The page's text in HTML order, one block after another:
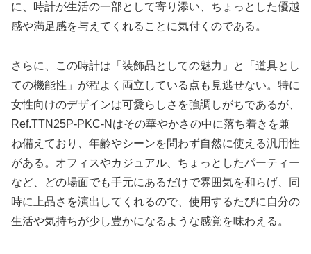
に、時計が生活の一部として寄り添い、ちょっとした優越
感や満足感を与えてくれることに気付くのである。
さらに、この時計は「装飾品としての魅力」と「道具とし
ての機能性」が程よく両立している点も見逃せない。特に
女性向けのデザインは可愛らしさを強調しがちであるが、
Ref.TTN25P-PKC-Nはその華やかさの中に落ち着きを兼
ね備えており、年齢やシーンを問わず自然に使える汎用性
がある。オフィスやカジュアル、ちょっとしたパーティー
など、どの場面でも手元にあるだけで雰囲気を和らげ、同
時に上品さを演出してくれるので、使用するたびに自分の
生活や気持ちが少し豊かになるような感覚を味わえる。